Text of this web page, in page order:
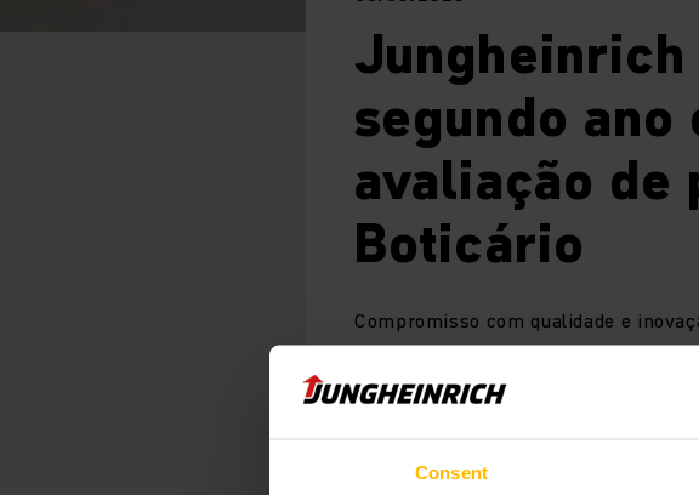
Consent
segundo
avaliação de
Boticário
Compromisso com qualidade e
Parceiros (PADP) e conquistou, pelo